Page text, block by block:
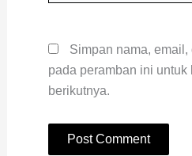
Simpan nama,
pada peramban ini untuk
berikutnya.